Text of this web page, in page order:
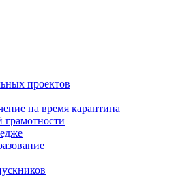
проектов
на время карантина